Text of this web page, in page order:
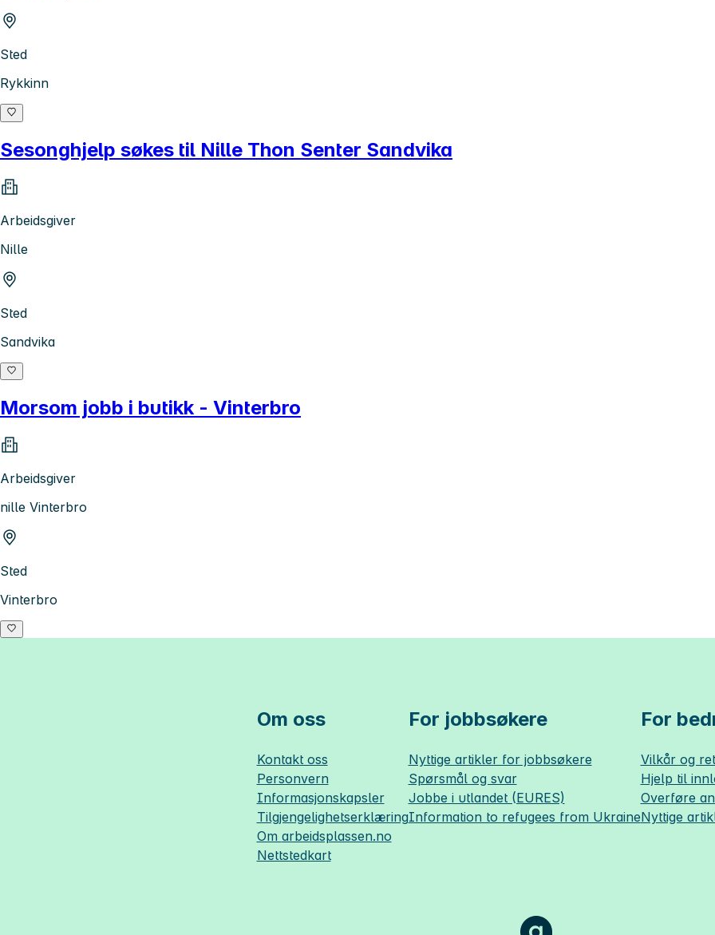
Sted
Rykkinn
Sesonghjelp søkes til Nille Thon Senter Sandvika
Arbeidsgiver
Nille
Sted
Sandvika
Morsom jobb i butikk - Vinterbro
Arbeidsgiver
nille Vinterbro
Sted
Vinterbro
Om oss
Kontakt oss
Personvern
Informasjonskapsler
Tilgjengelighetserklæring
Om arbeidsplassen.no
Nettstedkart
For jobbsøkere
Nyttige artikler for jobbsøkere
Spørsmål og svar
Jobbe i utlandet (EURES)
Information to refugees from Ukraine
For
Vilkår og
Hjelp til
Overføre
Nyttige